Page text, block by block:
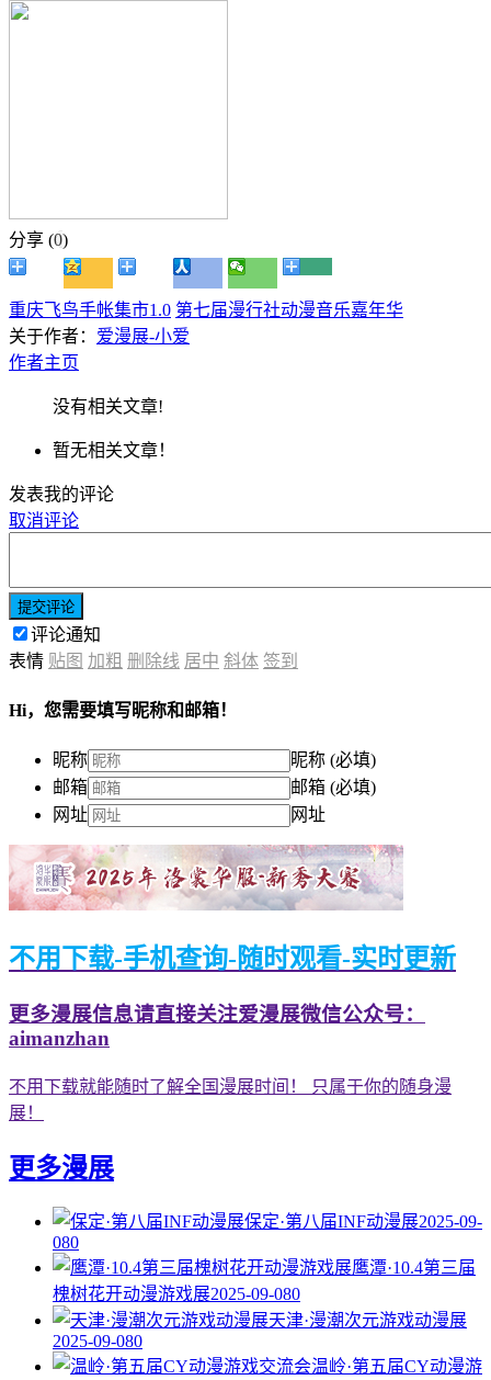
分享 (0)
重庆飞鸟手帐集市1.0 第七届漫行社动漫音乐嘉年华
关于作者： 爱漫展-小爱
作者主页
没有相关文章!
暂无相关文章！
发表我的评论
取消评论
提交评论
评论通知
表情 贴图 加粗 删除线 居中 斜体 签到
Hi，您需要填写昵称和邮箱！
昵称
昵称 (必填)
邮箱
邮箱 (必填)
网址
网址
不用下载-手机查询-随时观看-实时更新
更多漫展信息请直接关注爱漫展微信公众号：
aimanzhan
不用下载就能随时了解全国漫展时间！ 只属于你的随身漫
展！
更多漫展
保定·第八届INF动漫展2025-09-
080
鹰潭·10.4第三届
槐树花开动漫游戏展2025-09-080
天津·漫潮次元游戏动漫展
2025-09-080
温岭·第五届CY动漫游